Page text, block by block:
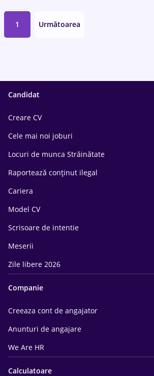
1 Următoarea
Candidat
Creare CV
Cele mai noi joburi
Locuri de munca Străinătate
Raportează conținut ilegal
Cariera
Model CV
Scrisoare de intentie
Meserii
Zile libere 2026
Companie
Creeaza cont de angajator
Anunturi de angajare
We Are HR
Calculatoare